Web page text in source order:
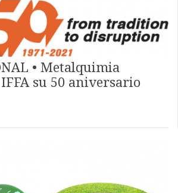
• Metalquimia
su 50 aniversario